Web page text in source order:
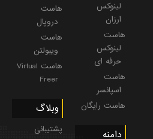
لینوکس
ارزان
هاست
لینوکس
حرفه ای
هاست
اسپانسر
هاست رایگان
دامنه
هاست
دروپال
هاست
ویبولتن
هاست Virtual
Freer
وبلاگ
پشتیبانی